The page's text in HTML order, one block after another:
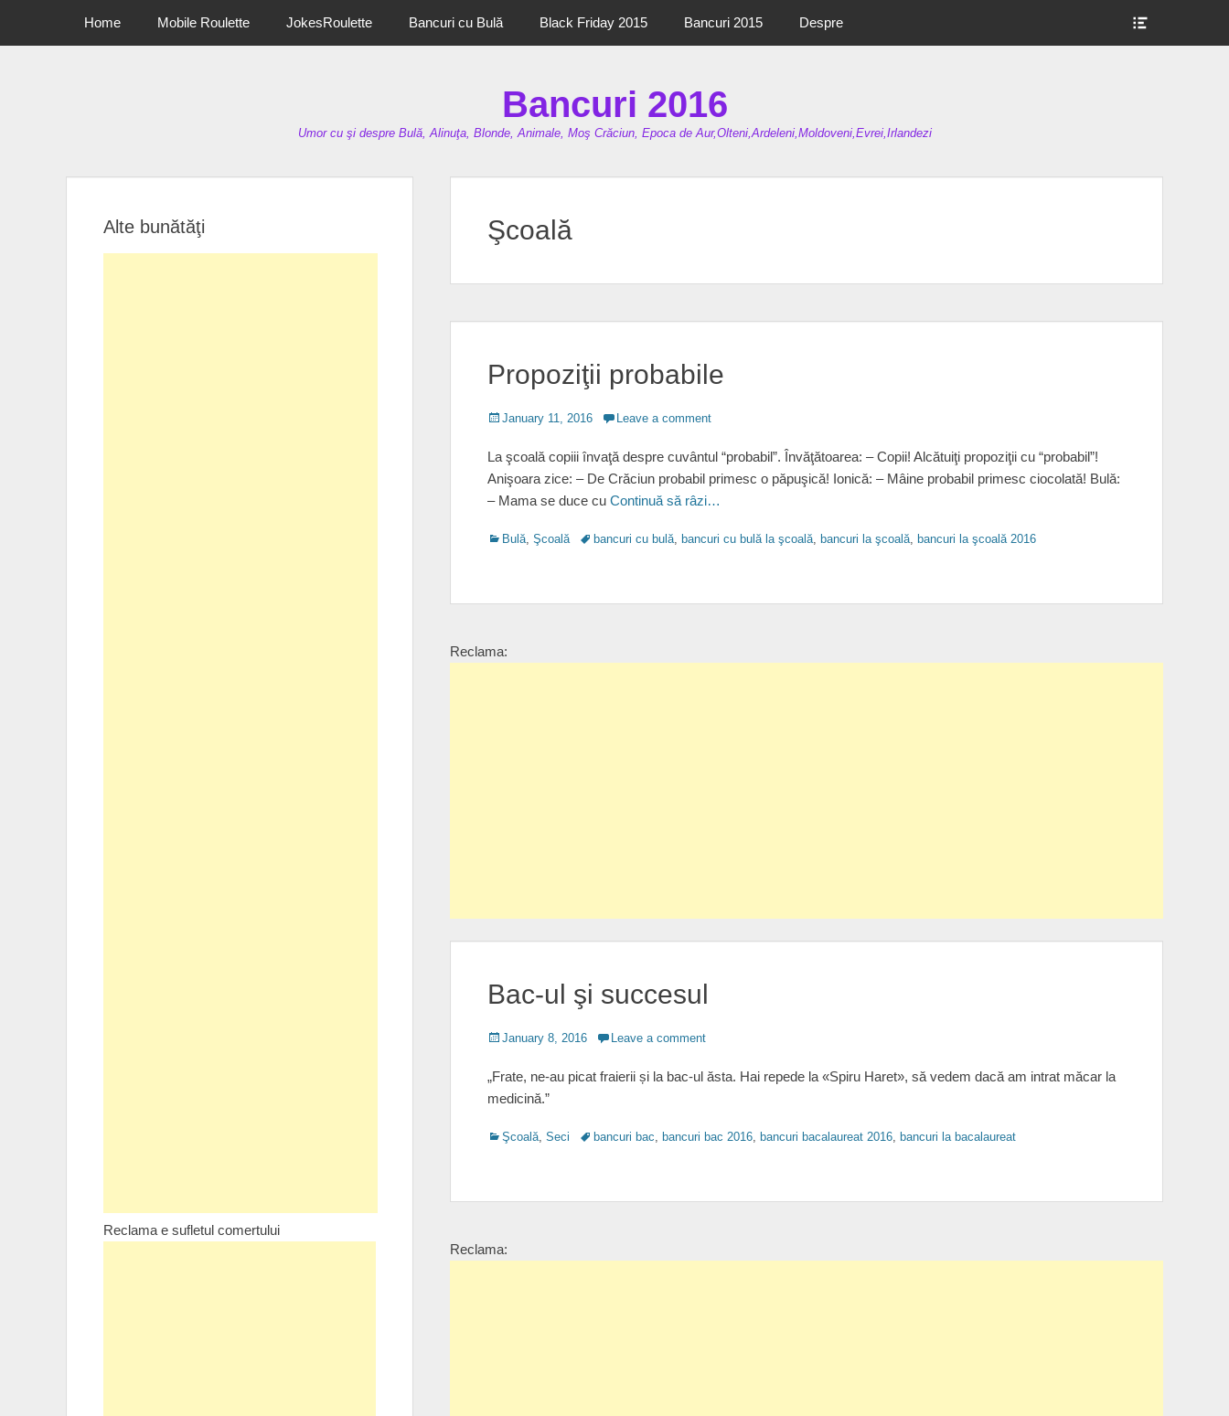
Primary Menu
Home Mobile Roulette JokesRoulette Bancuri cu Bulă Black Friday 2015 Bancuri 2015 Despre
Sidebar
Bancuri 2016
Umor cu şi despre Bulă, Alinuţa, Blonde, Animale, Moş Crăciun, Epoca de Aur,Olteni,Ardeleni,Moldoveni,Evrei,Irlandezi
Şcoală
Propoziţii probabile
Posted
January 11, 2016 Leave a comment
La şcoală copiii învaţă despre cuvântul “probabil”. Învăţătoarea: – Copii! Alcătuiţi propoziţii cu “probabil”!
Anişoara zice: – De Crăciun probabil primesc o păpuşică! Ionică: – Mâine probabil primesc ciocolată! Bulă:
– Mama se duce cu Continuă să râzi…
Categories
Bulă, Şcoală Tagsbancuri cu bulă, bancuri cu bulă la şcoală, bancuri la şcoală, bancuri la şcoală 2016
Reclama:
Bac-ul şi succesul
Posted
January 8, 2016 Leave a comment
„Frate, ne-au picat fraierii și la bac-ul ăsta. Hai repede la «Spiru Haret», să vedem dacă am intrat măcar la
medicină.”
Categories
Şcoală, Seci Tagsbancuri bac, bancuri bac 2016, bancuri bacalaureat 2016, bancuri la bacalaureat
Reclama:
Alte bunătăţi
Reclama e sufletul comertului